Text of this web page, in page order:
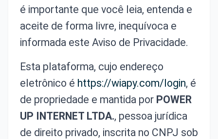
é importante que você leia, entenda e
aceite de forma livre, inequívoca e
informada este Aviso de Privacidade.
Esta plataforma, cujo endereço
eletrônico é https://wiapy.com/login, é
de propriedade e mantida por POWER
UP INTERNET LTDA., pessoa jurídica
de direito privado, inscrita no CNPJ sob